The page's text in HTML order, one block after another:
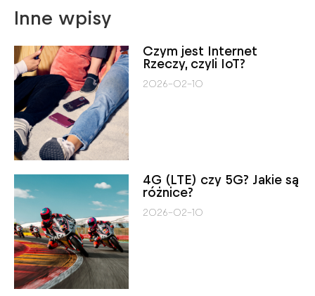
Inne wpisy
Czym jest Internet
Rzeczy, czyli IoT?
2026-02-10
4G (LTE) czy 5G? Jakie są
różnice?
2026-02-10